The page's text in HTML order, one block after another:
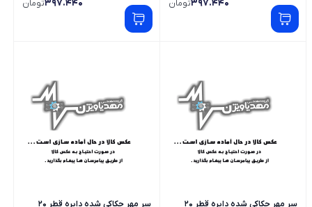
397.440تومان 397.440تومان
سر مهر حکاکی شده دایره قطر 20
سر مهر حکاکی شده دایره قطر 20